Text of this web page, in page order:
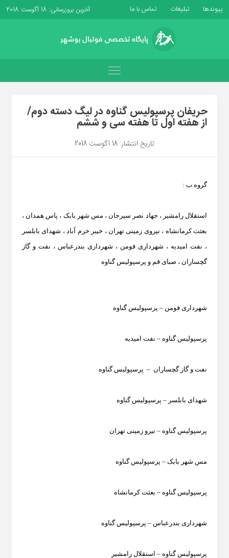
پیوندها تبلیغات تماس با ما آخرین بروزرسانی: 18 آگوست 2018
حریفان پرسپولیس گناوه در لیگ دسته دوم/
از هفته اول تا هفته سی و ششم
تاریخ انتشار: 18 آگوست 2018
گروه ب :
استقلال رامشیر ، جهاد نصر سیرجان ، مس شهر بابک ، پاس همدان ،
بعثت کرمانشاه ، نیروی زمینی تهران ، خیبر خرم آباد ، شهدای بابلسر
، نفت امیدیه ، شهرداری فومن ، شهرداری بندرعباس ، نفت و گاز
گچساران ، صبای قم و پرسپولیس گناوه
شهرداری فومن – پرسپولیس گناوه
پرسپولیس گناوه – نفت امیدیه
نفت و گاز گچساران – پرسپولیس گناوه
شهدای بابلسر – پرسپولیس گناوه
پرسپولیس گناوه – نیرو زمینی تهران
مس شهر بابک – پرسپولیس گناوه
پرسپولیس گناوه – بعثت کرمانشاه
شهرداری بندرعباس – پرسپولیس گناوه
پرسپولیس گناوه – استقلال رامشیر